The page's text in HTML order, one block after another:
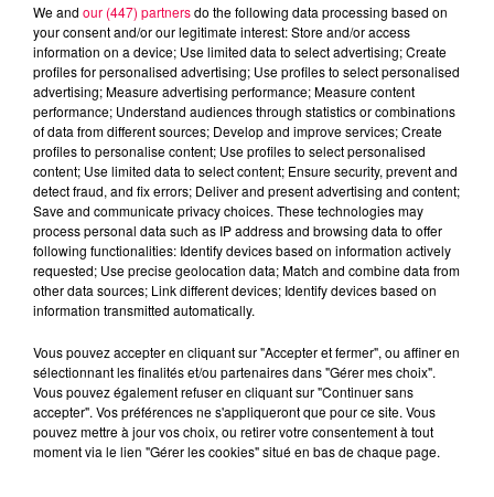
Flash infos
Crédit :Flash infos
podcasts/2023/06/2023-06-19_8H_19062023.mp3
We and our (447) partnersdo the following data processing based on
your consent and/or our legitimate interest: Store and/or access
information on a device; Use limited data to select advertising; Create
profiles for personalised advertising; Use profiles to select personalised
advertising; Measure advertising performance; Measure content
performance; Understand audiences through statistics or combinations
of data from different sources; Develop and improve services; Create
profiles to personalise content; Use profiles to select personalised
content; Use limited data to select content; Ensure security, prevent and
detect fraud, and fix errors; Deliver and present advertising and content;
Save and communicate privacy choices. These technologies may
process personal data such as IP address and browsing data to offer
following functionalities: Identify devices based on information actively
requested; Use precise geolocation data; Match and combine data from
other data sources; Link different devices; Identify devices based on
information transmitted automatically.
Vous pouvez accepter en cliquant sur "Accepter et fermer", ou affiner en
sélectionnant les finalités et/ou partenaires dans "Gérer mes choix".
Vous pouvez également refuser en cliquant sur "Continuer sans
accepter". Vos préférences ne s'appliqueront que pour ce site. Vous
pouvez mettre à jour vos choix, ou retirer votre consentement à tout
moment via le lien "Gérer les cookies" situé en bas de chaque page.